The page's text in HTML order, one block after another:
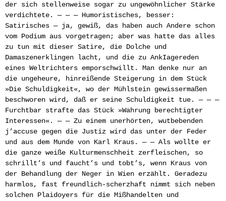
der sich stellenweise sogar zu ungewöhnlicher Stärke
verdichtete. — — — Humoristisches, besser:
Satirisches — ja, gewiß, das haben auch Andere schon
vom Podium aus vorgetragen; aber was hatte das alles
zu tun mit dieser Satire, die Dolche und
Damaszenerklingen lacht, und die zu AnkIagereden
eines Weltrichters emporschwillt. Man denke nur an
die ungeheure, hinreißende Steigerung in dem Stück
»Die Schuldigkeit«, wo der Mühlstein gewissermaßen
beschworen wird, daß er seine Schuldigkeit tue. — — —
Furchtbar strafte das Stück »Wahrung berechtigter
Interessen«. — — Zu einem unerhörten, wutbebenden
j’accuse gegen die Justiz wird das unter der Feder
und aus dem Munde von Karl Kraus. — — Als wollte er
die ganze weiße Kulturmenschheit zerfleischen, so
schrillt’s und faucht’s und tobt’s, wenn Kraus von
der Behandlung der Neger in Wien erzählt. Geradezu
harmlos, fast freundlich-scherzhaft nimmt sich neben
solchen Plaidoyers für die Mißhandelten und